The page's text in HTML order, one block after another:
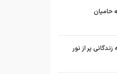
حامیان
پر از نور